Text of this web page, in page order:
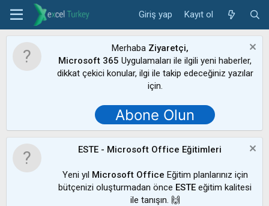
Giriş yap Kayıt ol
Merhaba Ziyaretçi,
Microsoft 365 Uygulamaları ile ilgili yeni haberler,
dikkat çekici konular, ilgi ile takip edeceğiniz yazılar
için.
Abone Olun
ESTE - Microsoft Office Eğitimleri
Yeni yıl Microsoft Office Eğitim planlarınız için
bütçenizi oluşturmadan önce ESTE eğitim kalitesi
ile tanışın. 🙌